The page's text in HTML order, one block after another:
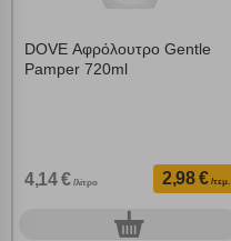
DOVE Αφρόλουτρο Gentle
Pamper 720ml
4,14 € /λίτρο 2,98 € /τεμ.
0τεμ.